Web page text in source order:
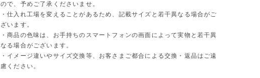
ので、予めご了承くださいませ。
・仕入れ工場を変えることがあるため、記載サイズと若干異なる場合がご
ざいます。
・商品の色味は、お手持ちのスマートフォンの画面によって実物と若干異
なる場合がございます。
・イメージ違いやサイズ交換等、お客さまご都合による交換・返品はご遠
慮ください。